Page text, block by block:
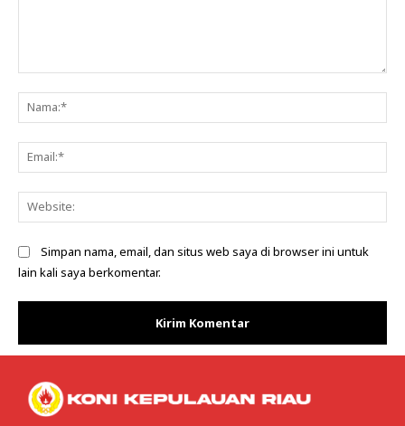
Simpan nama, email, dan situs web saya di browser ini untuk
lain kali saya berkomentar.